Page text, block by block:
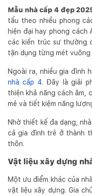
Mẫu nhà cấp 4 đẹp
tấu theo nhiều phong
hiện đại hay phong cách
các kiến trúc sư thường
tận dụng từng mét
Ngoài ra, nhiều gia đình
nhà cấp 4. Đây là giải
thiện khả năng cách âm,
mẻ và tiết kiệm năng
Nhờ thiết kế đa dạng,
cả gia đình trẻ ở thành
thôn.
Vật liệu xây dựng
Một ưu điểm khác của
vật liệu xây dựng. Gia